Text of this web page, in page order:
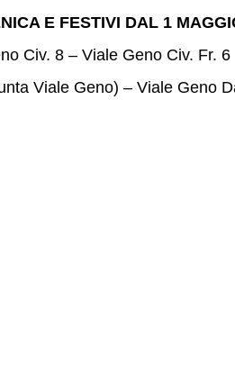
E FESTIVI DAL 1
Civ. 8 – Viale Geno Civ. Fr.
Viale Geno) – Viale Geno